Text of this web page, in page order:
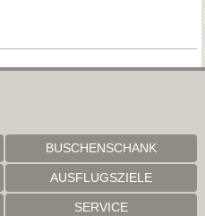
BUSCHENSCHANK
AUSFLUGSZIELE
SERVICE